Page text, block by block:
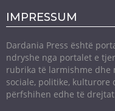
IMPRESSUM
Dardania Press është
ndryshe nga portalet e
rubrika të larmishme dhe
sociale, politike,
përfshihen edhe të drejtat